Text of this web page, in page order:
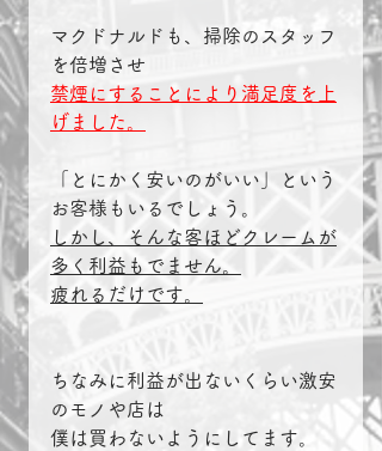
マクドナルドも、掃除のスタッフ
を倍増させ
禁煙にすることにより満足度を上
げました。
「とにかく安いのがいい」という
お客様もいるでしょう。
しかし、そんな客ほどクレームが
多く利益もでません。
疲れるだけです。
ちなみに利益が出ないくらい激安
のモノや店は
僕は買わないようにしてます。